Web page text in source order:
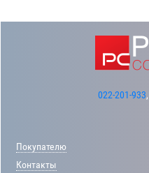
022-201-933,
Покупателю
Контакты